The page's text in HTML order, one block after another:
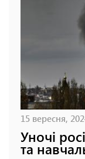
15 вересня,
Уночі
та